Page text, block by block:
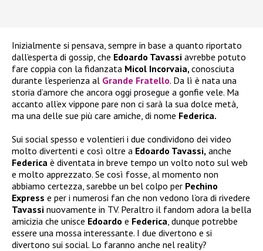
Inizialmente si pensava, sempre in base a quanto riportato
dall’esperta di gossip, che Edoardo Tavassi avrebbe potuto
fare coppia con la fidanzata Micol Incorvaia, conosciuta
durante l’esperienza al Grande Fratello. Da lì è nata una
storia d’amore che ancora oggi prosegue a gonfie vele. Ma
accanto all’ex vippone pare non ci sarà la sua dolce metà,
ma una delle sue più care amiche, di nome Federica.
Sui social spesso e volentieri i due condividono dei video
molto divertenti e così oltre a Edoardo Tavassi, anche
Federica è diventata in breve tempo un volto noto sul web
e molto apprezzato. Se così fosse, al momento non
abbiamo certezza, sarebbe un bel colpo per Pechino
Express e per i numerosi fan che non vedono l’ora di rivedere
Tavassi nuovamente in TV. Peraltro il fandom adora la bella
amicizia che unisce Edoardo e Federica , dunque potrebbe
essere una mossa interessante. I due divertono e si
divertono sui social. Lo faranno anche nel reality?